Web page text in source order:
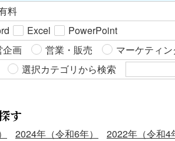
料
Excel
PowerPoint
企画 営業・販売 マーケティ
選択カテゴリから検索
す
2024年（令和6年） 2022年（令和4